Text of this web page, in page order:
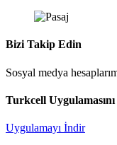
Bizi Takip Edin
Sosyal medya
Turkcell
Uygulamayı İndir